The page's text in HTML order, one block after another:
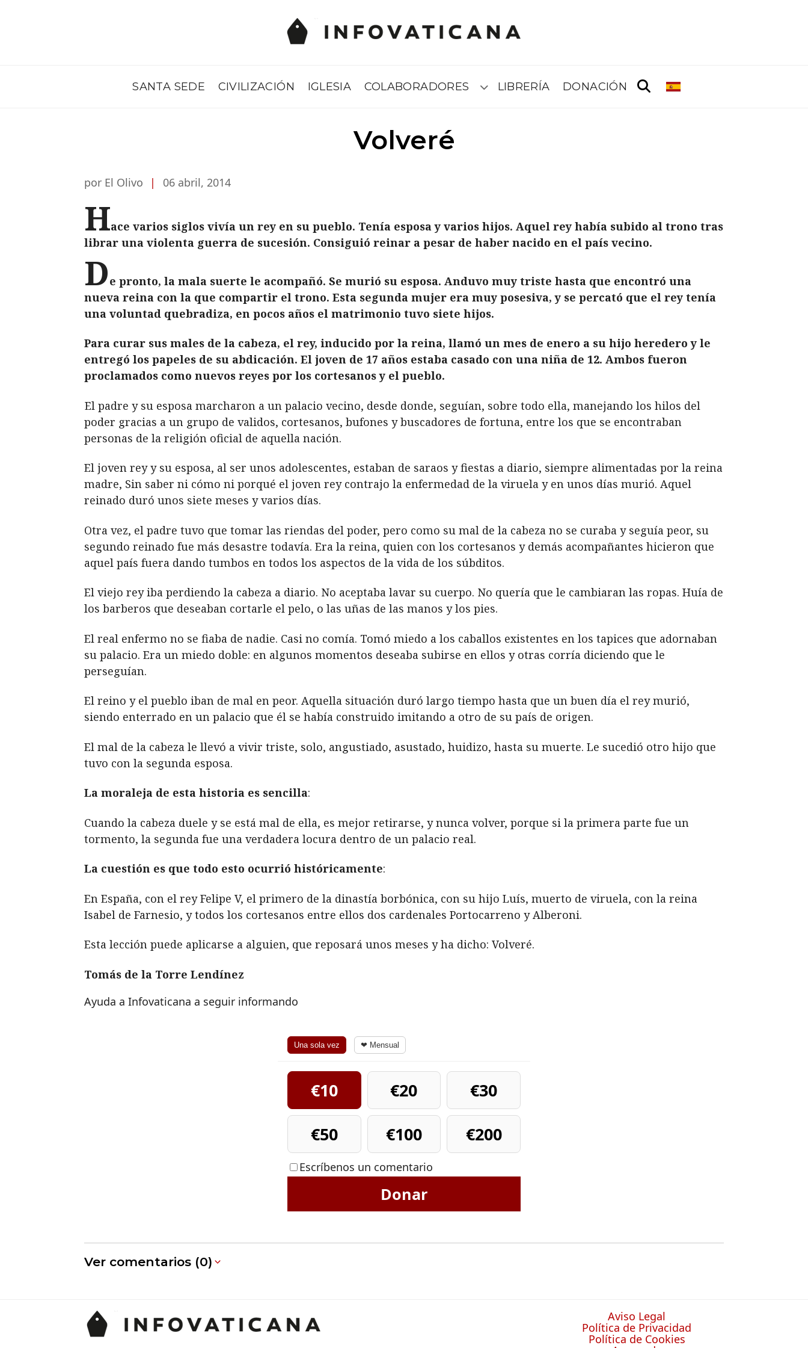
SANTA SEDE CIVILIZACIÓN IGLESIA COLABORADORES Submenú
LIBRERÍA DONACIÓN
Volveré
por El Olivo | 06 abril, 2014
Hace varios siglos vivía un rey en su pueblo. Tenía esposa y varios hijos. Aquel rey había subido al trono tras
librar una violenta guerra de sucesión. Consiguió reinar a pesar de haber nacido en el país vecino.
De pronto, la mala suerte le acompañó. Se murió su esposa. Anduvo muy triste hasta que encontró una
nueva reina con la que compartir el trono. Esta segunda mujer era muy posesiva, y se percató que el rey tenía
una voluntad quebradiza, en pocos años el matrimonio tuvo siete hijos.
Para curar sus males de la cabeza, el rey, inducido por la reina, llamó un mes de enero a su hijo heredero y le
entregó los papeles de su abdicación. El joven de 17 años estaba casado con una niña de 12. Ambos fueron
proclamados como nuevos reyes por los cortesanos y el pueblo.
El padre y su esposa marcharon a un palacio vecino, desde donde, seguían, sobre todo ella, manejando los hilos del
poder gracias a un grupo de validos, cortesanos, bufones y buscadores de fortuna, entre los que se encontraban
personas de la religión oficial de aquella nación.
El joven rey y su esposa, al ser unos adolescentes, estaban de saraos y fiestas a diario, siempre alimentadas por la reina
madre, Sin saber ni cómo ni porqué el joven rey contrajo la enfermedad de la viruela y en unos días murió. Aquel
reinado duró unos siete meses y varios días.
Otra vez, el padre tuvo que tomar las riendas del poder, pero como su mal de la cabeza no se curaba y seguía peor, su
segundo reinado fue más desastre todavía. Era la reina, quien con los cortesanos y demás acompañantes hicieron que
aquel país fuera dando tumbos en todos los aspectos de la vida de los súbditos.
El viejo rey iba perdiendo la cabeza a diario. No aceptaba lavar su cuerpo. No quería que le cambiaran las ropas. Huía de
los barberos que deseaban cortarle el pelo, o las uñas de las manos y los pies.
El real enfermo no se fiaba de nadie. Casi no comía. Tomó miedo a los caballos existentes en los tapices que adornaban
su palacio. Era un miedo doble: en algunos momentos deseaba subirse en ellos y otras corría diciendo que le
perseguían.
El reino y el pueblo iban de mal en peor. Aquella situación duró largo tiempo hasta que un buen día el rey murió,
siendo enterrado en un palacio que él se había construido imitando a otro de su país de origen.
El mal de la cabeza le llevó a vivir triste, solo, angustiado, asustado, huidizo, hasta su muerte. Le sucedió otro hijo que
tuvo con la segunda esposa.
La moraleja de esta historia es sencilla:
Cuando la cabeza duele y se está mal de ella, es mejor retirarse, y nunca volver, porque si la primera parte fue un
tormento, la segunda fue una verdadera locura dentro de un palacio real.
La cuestión es que todo esto ocurrió históricamente:
En España, con el rey Felipe V, el primero de la dinastía borbónica, con su hijo Luís, muerto de viruela, con la reina
Isabel de Farnesio, y todos los cortesanos entre ellos dos cardenales Portocarreno y Alberoni.
Esta lección puede aplicarse a alguien, que reposará unos meses y ha dicho: Volveré.
Tomás de la Torre Lendínez
Ayuda a Infovaticana a seguir informando
Una sola vez ❤ Mensual
€10 €20
€30
€50
€100 €200
Escríbenos un comentario
Donar
Ver comentarios (0)
Aviso Legal
Política de Privacidad
Política de Cookies